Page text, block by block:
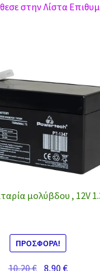
στην Λίστα
μολύβδου , 12V
ΠΡΟΣΦΟΡΆ!
10,20€ Original
8,90€Η